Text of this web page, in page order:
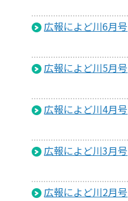
広報によど川6月号
広報によど川5月号
広報によど川4月号
広報によど川3月号
広報によど川2月号